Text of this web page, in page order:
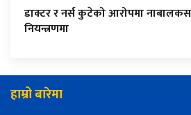
डाक्टर र नर्स कुटेको आरोपमा
नियन्त्रणमा
हाम्रो बारेमा